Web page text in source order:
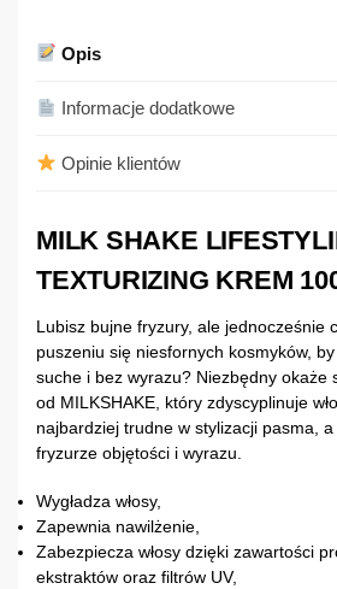
Opis
Informacje dodatkowe
Opinie klientów
MILK SHAKE
TEXTURIZING KREM
Lubisz bujne fryzury, ale jednocześnie
puszeniu się niesfornych kosmyków, by
suche i bez wyrazu? Niezbędny okaże
od MILKSHAKE, który zdyscyplinuje
najbardziej trudne w stylizacji pasma,
fryzurze objętości i wyrazu.
Wygładza włosy,
Zapewnia nawilżenie,
Zabezpiecza włosy dzięki zawartości
ekstraktów oraz filtrów UV,